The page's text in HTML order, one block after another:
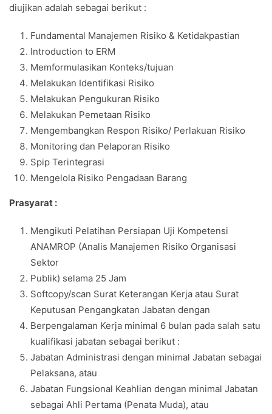
diujikan adalah sebagai berikut :
Fundamental Manajemen Risiko & Ketidakpastian
Introduction to ERM
Memformulasikan Konteks/tujuan
Melakukan Identifikasi Risiko
Melakukan Pengukuran Risiko
Melakukan Pemetaan Risiko
Mengembangkan Respon Risiko/ Perlakuan Risiko
Monitoring dan Pelaporan Risiko
Spip Terintegrasi
Mengelola Risiko Pengadaan Barang
Prasyarat :
Mengikuti Pelatihan Persiapan Uji Kompetensi
ANAMROP (Analis Manajemen Risiko Organisasi
Sektor
Publik) selama 25 Jam
Softcopy/scan Surat Keterangan Kerja atau Surat
Keputusan Pengangkatan Jabatan dengan
Berpengalaman Kerja minimal 6 bulan pada salah satu
kualifikasi jabatan sebagai berikut :
Jabatan Administrasi dengan minimal Jabatan sebagai
Pelaksana, atau
Jabatan Fungsional Keahlian dengan minimal Jabatan
sebagai Ahli Pertama (Penata Muda), atau